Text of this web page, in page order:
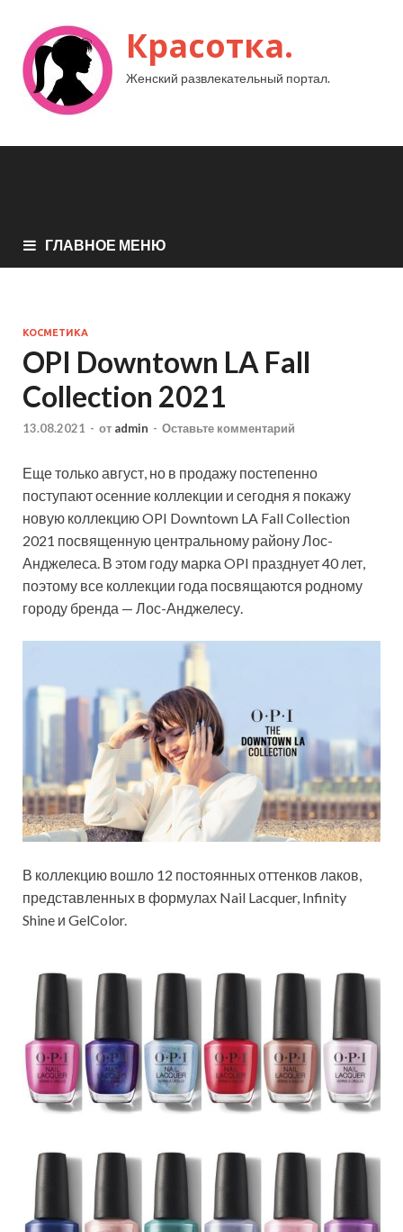
Красотка.
Женский развлекательный портал.
ГЛАВНОЕ МЕНЮ
КОСМЕТИКА
OPI Downtown LA Fall
Collection 2021
13.08.2021 - от admin - Оставьте комментарий
Еще только август, но в продажу постепенно
поступают осенние коллекции и сегодня я покажу
новую коллекцию OPI Downtown LA Fall Collection
2021 посвященную центральному району Лос-
Анджелеса. В этом году марка OPI празднует 40 лет,
поэтому все коллекции года посвящаются родному
городу бренда — Лос-Анджелесу.
В коллекцию вошло 12 постоянных оттенков лаков,
представленных в формулах Nail Lacquer, Infinity
Shine и GelColor.